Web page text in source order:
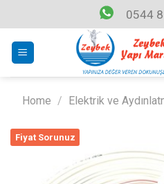
to
content
0544
Home / Elektrik ve
Fiyat Sorunuz